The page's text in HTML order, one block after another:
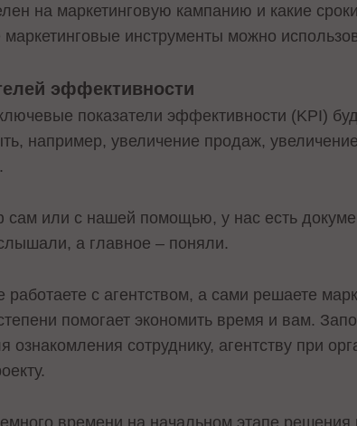
на маркетинговую кампанию и какие
маркетинговые инструменты можно
эффективности
показатели эффективности (KPI)
например, увеличение продаж,
сам или с нашей помощью, у нас есть
а главное – поняли.
с агентством, а сами решаете
помогает экономить время и вам.
сотруднику, агентству при
времени на начальном этапе решения